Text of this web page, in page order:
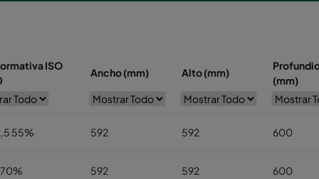
ISO
Ancho (mm) Alto (mm)
(mm)
55% 592 592 600
70% 592 592 600